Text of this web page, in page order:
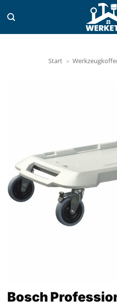
Inhalt
springen
Start »
Bosch